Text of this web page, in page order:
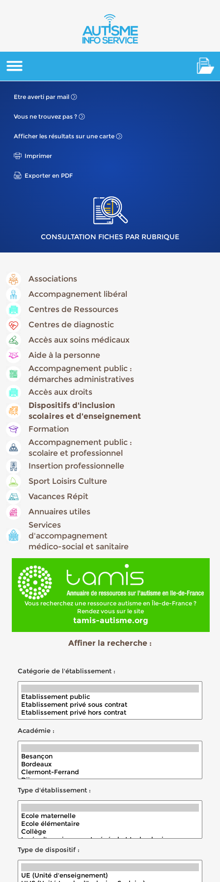
Etre averti par mail
Vous ne trouvez pas ?
Afficher les résultats sur une carte
Imprimer
Exporter en PDF
CONSULTATION FICHES PAR RUBRIQUE
Associations
Accompagnement libéral
Centres de Ressources
Centres de diagnostic
Accès aux soins médicaux
Aide à la personne
Accompagnement public :
démarches administratives
Accès aux droits
Dispositifs d'inclusion
scolaires et d'enseignement
Formation
Accompagnement public :
scolaire et professionnel
Insertion professionnelle
Sport Loisirs Culture
Vacances Répit
Annuaires utiles
Services
d'accompagnement
médico-social et sanitaire
Vous recherchez une ressource autisme en Île-de-France ?
Rendez vous sur le site
tamis-autisme.org
Affiner la recherche :
Catégorie de l'établissement :
Académie :
Type d'établissement :
Type de dispositif :